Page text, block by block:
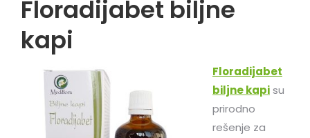
Floradijabet biljne
kapi
Floradijabet
biljne kapisu
prirodno
rešenje za